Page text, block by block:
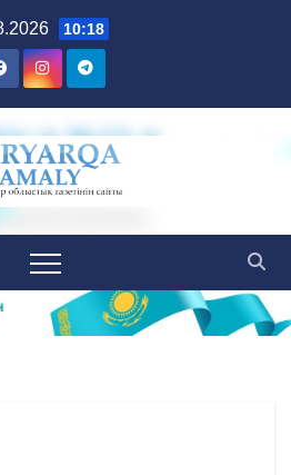
10:18